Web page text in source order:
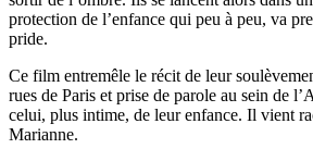
protection de l’enfance qui peu à peu, va
pride.
Ce film entremêle le récit de leur
rues de Paris et prise de parole au sein de
celui, plus intime, de leur enfance. Il vient
Marianne.